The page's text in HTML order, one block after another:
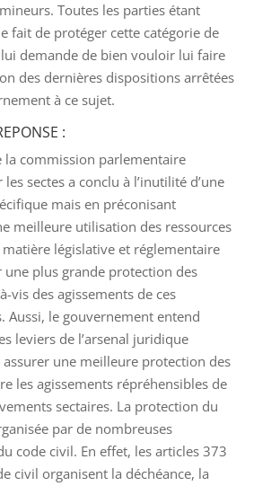
Toutes les parties étant
fait de protéger cette catégorie de
demande de bien vouloir lui faire
des dernières dispositions arrêtées
à ce sujet.
:
la commission parlementaire
les sectes a conclu à l’inutilité d’une
mais en préconisant
meilleure utilisation des ressources
législative et réglementaire
une plus grande protection des
vis des agissements de ces
Aussi, le gouvernement entend
leviers de l’arsenal juridique
une meilleure protection des
les agissements répréhensibles de
sectaires. La protection du
par de nombreuses
code civil. En effet, les articles 373
civil organisent la déchéance, la